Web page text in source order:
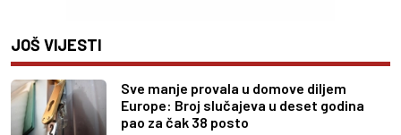
JOŠ VIJESTI
Sve manje provala u domove diljem
Europe: Broj slučajeva u deset godina
pao za čak 38 posto